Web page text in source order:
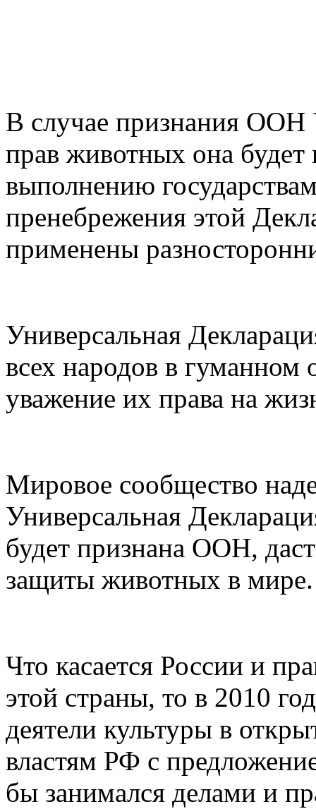
В случае признания ООН
прав животных она будет
выполнению
пренебрежения этой
применены
Универсальная
всех народов в
уважение их права на
Мировое сообщество
Универсальная
будет признана ООН,
защиты животных в мире.
Что касается России и
этой страны, то в 2010
деятели культуры в
властям РФ с
бы занимался делами и